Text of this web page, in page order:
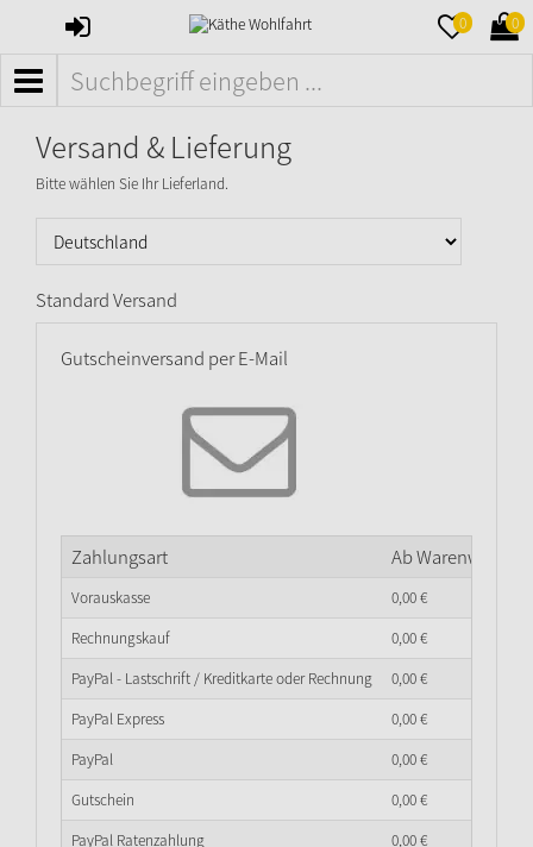
ANMELDEN 0 0
MENÜ
Versand & Lieferung
Bitte wählen Sie Ihr Lieferland.
Standard Versand
Gutscheinversand per E-Mail
Zahlungsart Ab Warenwert
Vorauskasse 0,00€
Rechnungskauf
0,00€
PayPal - Lastschrift / Kreditkarte oder Rechnung
0,00€
PayPal Express
0,00€
PayPal
0,00€
Gutschein
0,00€
PayPal Ratenzahlung
0,00€